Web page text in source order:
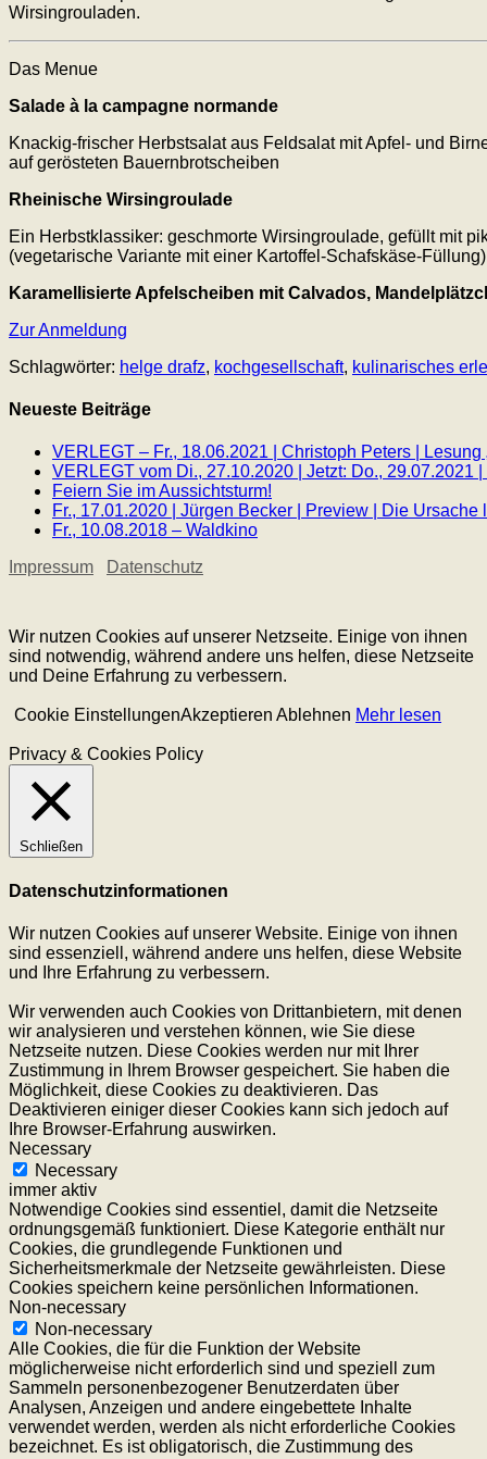
Wirsingrouladen.
Das Menue
Salade à la campagne normande
Knackig-frischer Herbstsalat aus Feldsalat mit Apfel- und
auf gerösteten Bauernbrotscheiben
Rheinische Wirsingroulade
Ein Herbstklassiker: geschmorte Wirsingroulade, gefüllt mit
(vegetarische Variante mit einer Kartoffel-Schafskäse-Füllung)
Karamellisierte Apfelscheiben mit Calvados,
Zur Anmeldung
Schlagwörter: helge drafz, kochgesellschaft, kulinarisches
Neueste Beiträge
VERLEGT – Fr., 18.06.2021 | Christoph Peters | Lesung
VERLEGT vom Di., 27.10.2020 | Jetzt: Do., 29.07.2021
Feiern Sie im Aussichtsturm!
Fr., 17.01.2020 | Jürgen Becker | Preview | Die
Fr., 10.08.2018 – Waldkino
Impressum
Datenschutz
Wir nutzen Cookies auf unserer Netzseite. Einige von ihnen
sind notwendig, während andere uns helfen, diese Netzseite
und Deine Erfahrung zu verbessern.
Cookie EinstellungenAkzeptieren Ablehnen Mehr lesen
Privacy & Cookies Policy
Schließen
Datenschutzinformationen
Wir nutzen Cookies auf unserer Website. Einige von ihnen
sind essenziell, während andere uns helfen, diese Website
und Ihre Erfahrung zu verbessern.
Wir verwenden auch Cookies von Drittanbietern, mit denen
wir analysieren und verstehen können, wie Sie diese
Netzseite nutzen. Diese Cookies werden nur mit Ihrer
Zustimmung in Ihrem Browser gespeichert. Sie haben die
Möglichkeit, diese Cookies zu deaktivieren. Das
Deaktivieren einiger dieser Cookies kann sich jedoch auf
Ihre Browser-Erfahrung auswirken.
Necessary
Necessary
immer aktiv
Notwendige Cookies sind essentiel, damit die Netzseite
ordnungsgemäß funktioniert. Diese Kategorie enthält nur
Cookies, die grundlegende Funktionen und
Sicherheitsmerkmale der Netzseite gewährleisten. Diese
Cookies speichern keine persönlichen Informationen.
Non-necessary
Non-necessary
Alle Cookies, die für die Funktion der Website
möglicherweise nicht erforderlich sind und speziell zum
Sammeln personenbezogener Benutzerdaten über
Analysen, Anzeigen und andere eingebettete Inhalte
verwendet werden, werden als nicht erforderliche Cookies
bezeichnet. Es ist obligatorisch, die Zustimmung des